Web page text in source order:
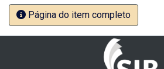
Página do item completo